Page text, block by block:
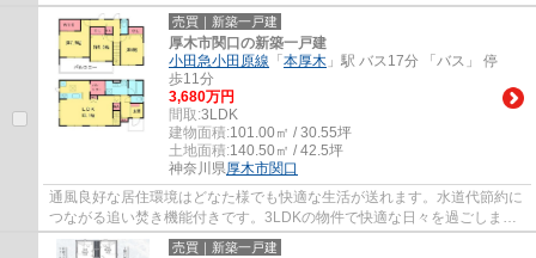
しょうか。TVインターホン付きでお子様の...
売買｜新築一戸建
厚木市関口の新築一戸建
小田急小田原線 「 本厚木 」駅 バス17分 「バス」 停
歩11分
3,680万円
間取:3LDK
建物面積:101.00㎡ / 30.55坪
土地面積:140.50㎡ / 42.5坪
神奈川県厚木市関口
通風良好な居住環境はどなた様でも快適な生活が送れます。水道代節約に
つながる追い焚き機能付きです。3LDKの物件で快適な日々を過ごしまし
ょう。大型の洗面ボウルが特徴的な、洗髪洗...
売買｜新築一戸建